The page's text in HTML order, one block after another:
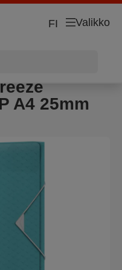
Valikko
FI
A4 25mm